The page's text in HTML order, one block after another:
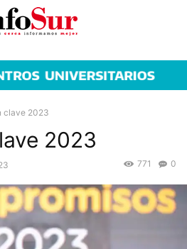
clave 2023
2023
0
771